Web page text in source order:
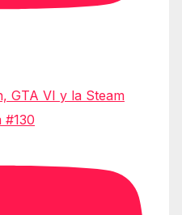
GTA VI y la Steam
#130